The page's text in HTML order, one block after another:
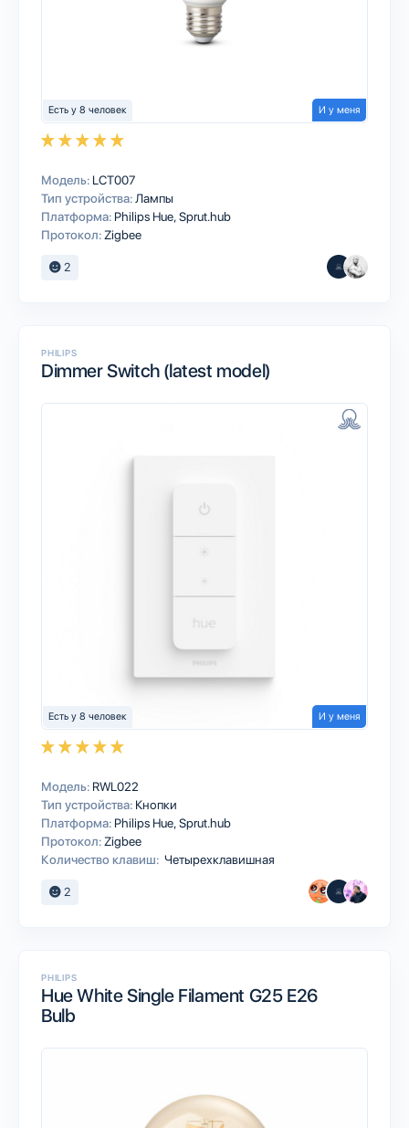
Есть у 8 человек И у меня
Модель: LCT007
Тип устройства: Лампы
Платформа: Philips HueSprut.hub
Протокол: Zigbee
2
PHILIPS
Dimmer Switch (latest model)
Есть у 8 человек И у меня
Модель: RWL022
Тип устройства: Кнопки
Платформа: Philips HueSprut.hub
Протокол: Zigbee
Количество клавиш: Четырехклавишная
2
PHILIPS
Hue White Single Filament G25 E26
Bulb